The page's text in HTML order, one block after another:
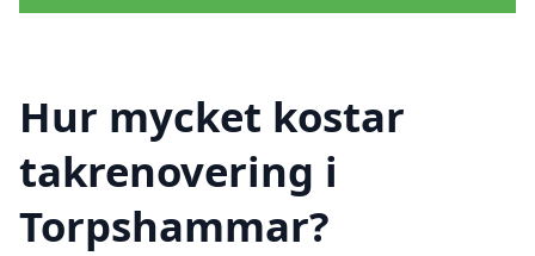
Hur mycket kostar
takrenovering i
Torpshammar?